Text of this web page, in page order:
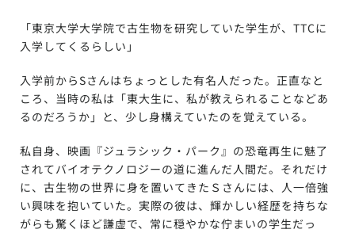
「東京大学大学院で古生物を研究していた学生が、TTCに
入学してくるらしい」
入学前からSさんはちょっとした有名人だった。正直なと
ころ、当時の私は「東大生に、私が教えられることなどあ
るのだろうか」と、少し身構えていたのを覚えている。
私自身、映画『ジュラシック・パーク』の恐竜再生に魅了
されてバイオテクノロジーの道に進んだ人間だ。それだけ
に、古生物の世界に身を置いてきたＳさんには、人一倍強
い興味を抱いていた。実際の彼は、輝かしい経歴を持ちな
がらも驚くほど謙虚で、常に穏やかな佇まいの学生だっ